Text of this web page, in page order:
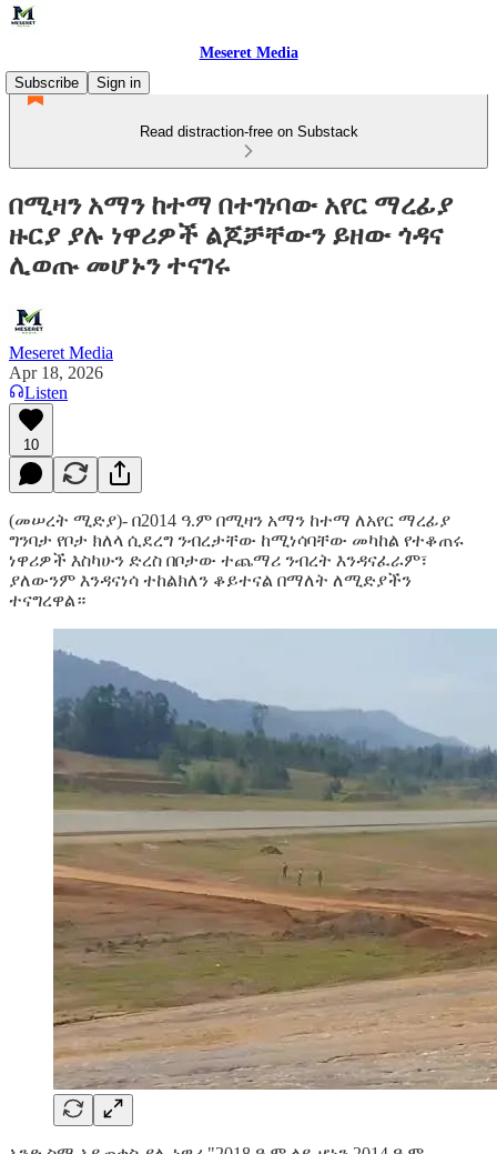
Meseret Media
Subscribe
Sign in
Read distraction-free on Substack
በሚዛን አማን ከተማ በተገነባው አየር ማረፊያ
ዙርያ ያሉ ነዋሪዎች ልጆቻቸውን ይዘው ጎዳና
ሊወጡ መሆኑን ተናገሩ
Meseret Media
Apr 18, 2026
Listen
10
(መሠረት ሚድያ)- በ2014 ዓ.ም በሚዛን አማን ከተማ ለአየር ማረፊያ
ግንባታ የቦታ ክለላ ሲደረግ ንብረታቸው ከሚነሳባቸው መካከል የተቆጠሩ
ነዋሪዎች እስካሁን ድረስ በቦታው ተጨማሪ ንብረት እንዳናፈራም፣
ያለውንም እንዳናነሳ ተከልክለን ቆይተናል በማለት ለሚድያችን
ተናግረዋል።